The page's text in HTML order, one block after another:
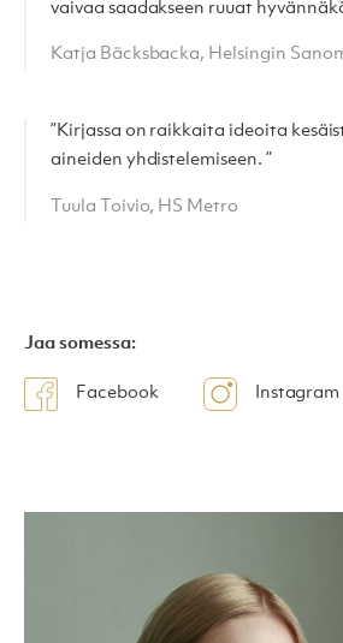
Jaa somessa:
Facebook Instagram
vaivaa saadakseen ruuat
Katja Bäcksbacka, Helsingin
”Kirjassa on raikkaita ideoita
aineiden yhdistelemiseen. ”
Tuula Toivio, HS Metro